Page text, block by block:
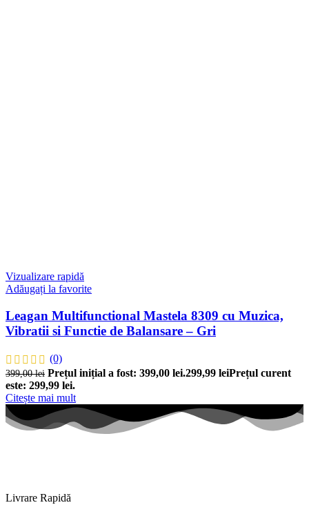
Vizualizare rapidă
Adăugați la favorite
Leagan Multifunctional Mastela 8309 cu Muzica,
Vibratii si Functie de Balansare – Gri
(0)
399,00lei Prețul inițial a fost: 399,00 lei.299,99 leiPrețul curent
este: 299,99 lei.
Citește mai mult
Livrare Rapidă